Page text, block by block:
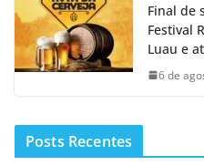
Final de
Festival
Luau e
6 de
Posts Recentes